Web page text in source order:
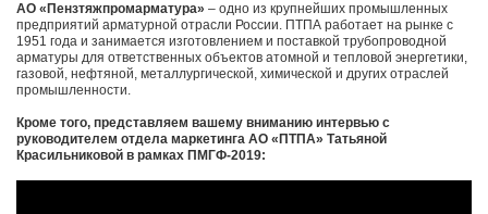
АО «Пензтяжпромарматура» – одно из крупнейших промышленных
предприятий арматурной отрасли России. ПТПА работает на рынке с
1951 года и занимается изготовлением и поставкой трубопроводной
арматуры для ответственных объектов атомной и тепловой энергетики,
газовой, нефтяной, металлургической, химической и других отраслей
промышленности.
Кроме того, представляем вашему вниманию интервью с
руководителем отдела маркетинга АО «ПТПА» Татьяной
Красильниковой в рамках ПМГФ-2019: